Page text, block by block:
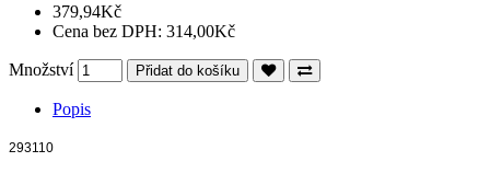
379,94Kč
Cena bez DPH: 314,00Kč
Množství Přidat do košíku
Popis
293110